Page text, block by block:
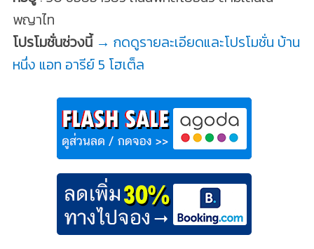
พญาไท
โปรโมชั่นช่วงนี้ → กดดูรายละเอียดและโปรโมชั่น บ้าน
หนึ่ง แอท อารีย์ 5 โฮเต็ล